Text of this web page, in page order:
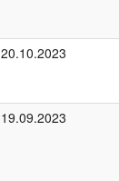
20.10.2023
19.09.2023